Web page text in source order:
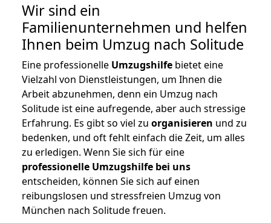
Wir sind ein
Familienunternehmen und helfen
Ihnen beim Umzug nach Solitude
Eine professionelle Umzugshilfe bietet eine
Vielzahl von Dienstleistungen, um Ihnen die
Arbeit abzunehmen, denn ein Umzug nach
Solitude ist eine aufregende, aber auch stressige
Erfahrung. Es gibt so viel zu organisieren und zu
bedenken, und oft fehlt einfach die Zeit, um alles
zu erledigen. Wenn Sie sich für eine
professionelle Umzugshilfe bei uns
entscheiden, können Sie sich auf einen
reibungslosen und stressfreien Umzug von
München nach Solitude freuen.